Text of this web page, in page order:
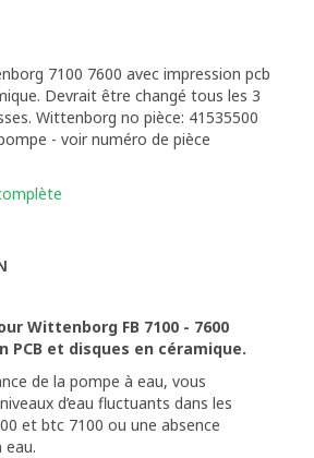
7100 7600 avec impression pcb
Devrait être changé tous les 3
Wittenborg no pièce: 41535500
- voir numéro de pièce
Wittenborg FB 7100 - 7600
PCB et disques en céramique.
de la pompe à eau, vous
d’eau fluctuants dans les
et btc 7100 ou une absence
eau.